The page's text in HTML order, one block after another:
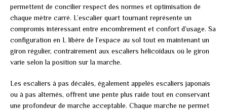
permettent de concilier respect des normes et optimisation de
chaque mètre carré. L’escalier quart tournant représente un
compromis intéressant entre encombrement et confort d’usage. Sa
configuration en L libère de l’espace au sol tout en maintenant un
giron régulier, contrairement aux escaliers hélicoïdaux où le giron
varie selon la position sur la marche.
Les escaliers à pas décalés, également appelés escaliers japonais
ou à pas alternés, offrent une pente plus raide tout en conservant
une profondeur de marche acceptable. Chaque marche ne permet